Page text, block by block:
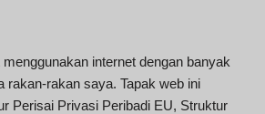
internet dengan banyak
rakan-rakan saya. Tapak web ini
Perisai Privasi Peribadi EU, Struktur